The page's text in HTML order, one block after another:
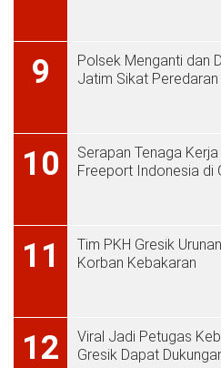
9
Polsek Menganti dan
Jatim Sikat
10
Serapan Tenaga
Freeport Indonesia di
11
Tim PKH Gresik
Korban Kebakaran
12
Viral Jadi Petugas
Gresik Dapat